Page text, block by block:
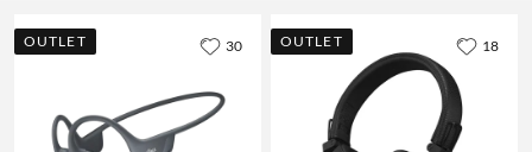
OUTLET 30 OUTLET 18